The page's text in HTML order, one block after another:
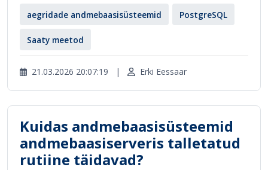
aegridade andmebaasisüsteemid PostgreSQL
Saaty meetod
21.03.2026 20:07:19 | Erki Eessaar
Kuidas andmebaasisüsteemid
andmebaasiserveris talletatud
rutiine täidavad?